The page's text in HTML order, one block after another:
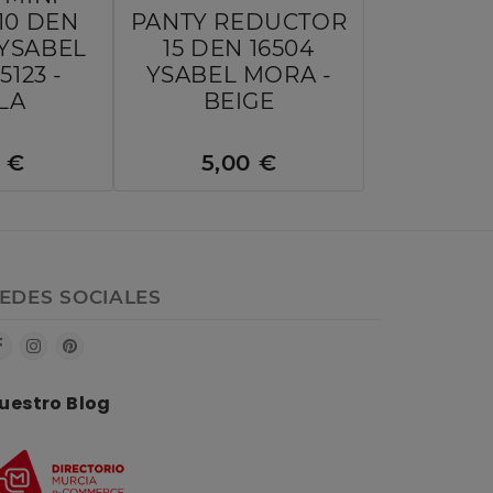
DEN
-
€
PANTY REDUCTOR
15 DEN 16504
YSABEL MORA -
BEIGE
5,00 €
SOCIALES
Blog